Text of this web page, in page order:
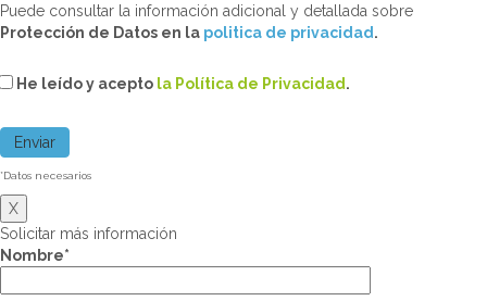
Puede consultar la información adicional y detallada sobre
Protección de Datos en la politica de privacidad .
He leído y acepto la Política de Privacidad .
*Datos necesarios
X
Solicitar más información
Nombre*